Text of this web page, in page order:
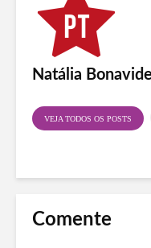
Natália
VEJA TODOS OS POSTS
Comente